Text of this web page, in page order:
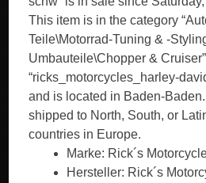
This item is in the category
Teile\Motorrad-Tuning & -
Umbauteile\Chopper &
“ricks_motorcycles_harley-
and is located in Baden-
shipped to North, South, or
countries in Europe.
Marke: Rick´s
Hersteller: Rick´s